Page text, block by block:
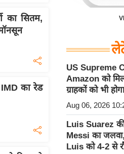
का सितम,
IMD का रेड
US Supreme
Amazon को
ग्राहकों को भी
Aug 06, 2026
Luis Suarez
Messi का
Luis को 4-2 से